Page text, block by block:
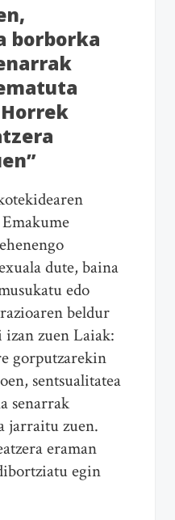
borborka
dute, baina
edo
beldur
zuen Laiak:
gorputzarekin
sentsualitatea
senarrak
jarraitu zuen.
eraman
egin